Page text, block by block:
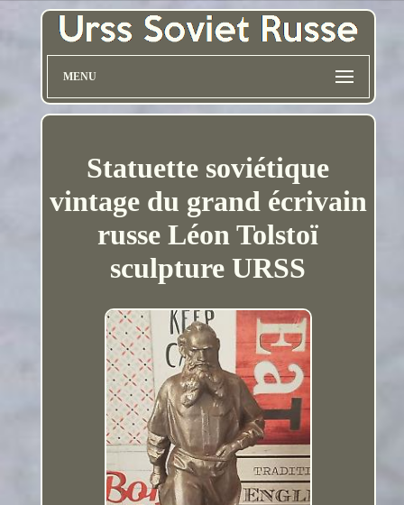
MENU
Statuette soviétique
vintage du grand écrivain
russe Léon Tolstoï
sculpture URSS